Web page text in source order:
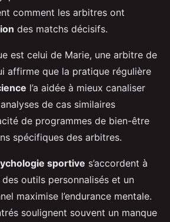
comment les arbitres ont
des matchs décisifs.
est celui de Marie, une arbitre de
affirme que la pratique régulière
l’a aidée à mieux canaliser
de cas similaires
de programmes de bien-être
spécifiques des arbitres.
sportive s’accordent à
outils personnalisés et un
maximise l’endurance mentale.
soulignent souvent un manque